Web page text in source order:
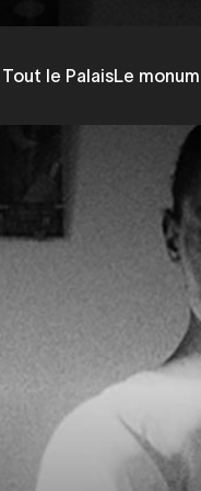
Tout le PalaisLe